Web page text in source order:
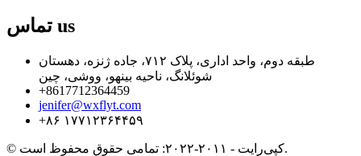
تماس us
طبقه دوم، واحد اداری، پلاک ۷۱۲، جاده ژنزه، دهستان
شوئلانگ، ناحیه بینهو، ووشی، چین
‎+8617712364459‎
jenifer@wxflyt.com
‎+۸۶ ۱۷۷۱۲۳۶۴۴۵۹‎
© کپی‌رایت - ۲۰۱۱-۲۰۲۲: تمامی حقوق محفوظ است.